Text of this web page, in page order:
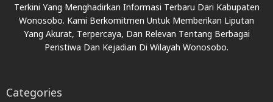
Terkini Yang Menghadirkan Informasi Terbaru Dari Kabupaten
Wonosobo. Kami Berkomitmen Untuk Memberikan Liputan
Yang Akurat, Terpercaya, Dan Relevan Tentang Berbagai
Peristiwa Dan Kejadian Di Wilayah Wonosobo.
Categories